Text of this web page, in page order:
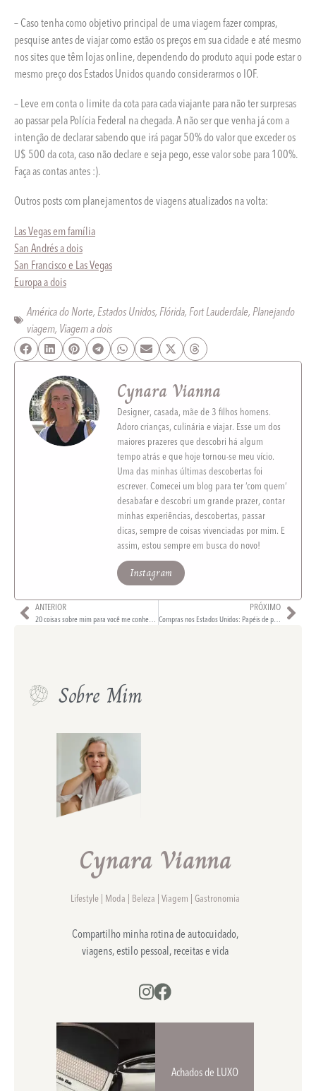
– Caso tenha como objetivo principal de uma viagem fazer compras,
pesquise antes de viajar como estão os preços em sua cidade e até mesmo
nos sites que têm lojas online, dependendo do produto aqui pode estar o
mesmo preço dos Estados Unidos quando considerarmos o IOF.
– Leve em conta o limite da cota para cada viajante para não ter surpresas
ao passar pela Polícia Federal na chegada. A não ser que venha já com a
intenção de declarar sabendo que irá pagar 50% do valor que exceder os
U$ 500 da cota, caso não declare e seja pego, esse valor sobe para 100%.
Faça as contas antes :).
Outros posts com planejamentos de viagens atualizados na volta:
Las Vegas em família
San Andrés a dois
San Francisco e Las Vegas
Europa a dois
América do Norte, Estados Unidos, Flórida, Fort Lauderdale, Planejando
viagem, Viagem a dois
Cynara Vianna
Designer, casada, mãe de 3 filhos homens.
Adoro crianças, culinária e viajar. Esse um dos
maiores prazeres que descobri há algum
tempo atrás e que hoje tornou-se meu vício.
Uma das minhas últimas descobertas foi
escrever. Comecei um blog para ter ‘com quem’
desabafar e descobri um grande prazer, contar
minhas experiências, descobertas, passar
dicas, sempre de coisas vivenciadas por mim. E
assim, estou sempre em busca do novo!
Instagram
ANTERIOR
20 coisas sobre mim para você me conhecer melhor
PRÓXIMO
Compras nos Estados Unidos: Papéis de parede.
Sobre Mim
Cynara Vianna
Lifestyle | Moda | Beleza | Viagem | Gastronomia
Compartilho minha rotina de autocuidado,
viagens, estilo pessoal, receitas e vida
Achados de LUXO